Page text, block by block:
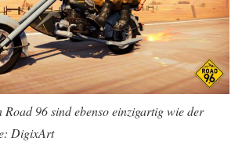
96 sind ebenso einzigartig wie der
DigixArt